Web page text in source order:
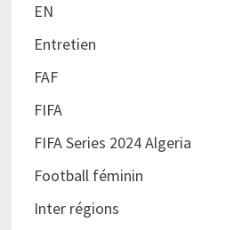
EN
Entretien
FAF
FIFA
FIFA Series 2024 Algeria
Football féminin
Inter régions